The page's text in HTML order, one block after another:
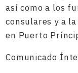
así como a los
consulares y a
en Puerto
Comunicado